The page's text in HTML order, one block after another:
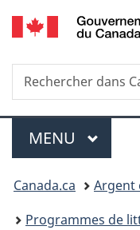
Rechercher
dans
Menu
MENU
Vous
êtes
Canada.ca
Argent
Programmes de